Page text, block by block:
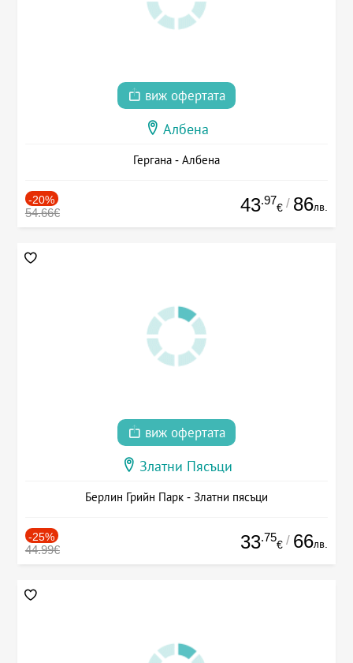
виж офертата
Албена
Гергана - Албена
-20%
54.66€ 43.97
€ / 86лв.
виж офертата
Златни Пясъци
Берлин Грийн Парк - Златни пясъци
-25%
44.99€ 33.75
€ / 66лв.